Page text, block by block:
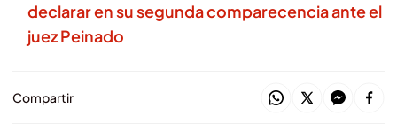
declarar en su segunda comparecencia ante el
juez Peinado
Compartir